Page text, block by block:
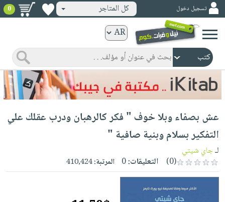
ورقية
المواضيع
صدر
حديثاً
الأكثر
مبيعاً
جوائز
شحن
مخفض
عروض
خاصة
كتب
الكترونية
الرئيسية
صدر
حديثاً
الأكثر
مبيعاً
كتب
صوتية
الصفحة
الرئيسية
masmu3
أطفال
تسجيل دخول كل المتاجر 0
عش بصفاء وبلا خوف " فكر كالرهبان ودرب عقلك علي
التفكير بسلام وبنية صافية "
لـجاي شيتي
(0)
التعليقات:0 المرتبة:410,424